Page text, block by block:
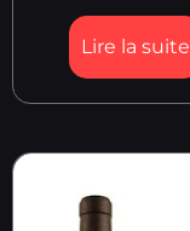
Lire la suite